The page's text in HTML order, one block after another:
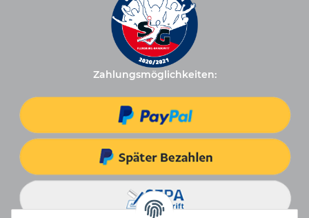
Zahlungsmöglichkeiten: